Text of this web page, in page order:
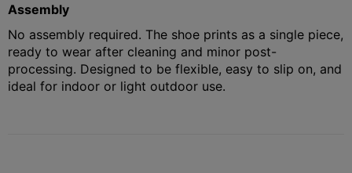
Assembly
No assembly required. The shoe prints as a single piece,
ready to wear after cleaning and minor post-
processing. Designed to be flexible, easy to slip on, and
ideal for indoor or light outdoor use.